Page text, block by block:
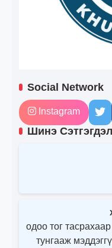
Social Network
Instagram
Шинэ Сэтгэгдэл
одоо тог
тунгааж